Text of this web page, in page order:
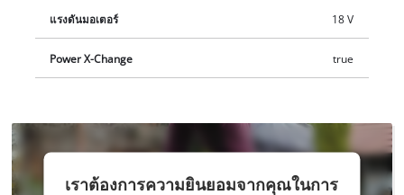
แรงดันมอเตอร์ 18 V
Power X-Change true
เราต้องการความยินยอมจากคุณในการ